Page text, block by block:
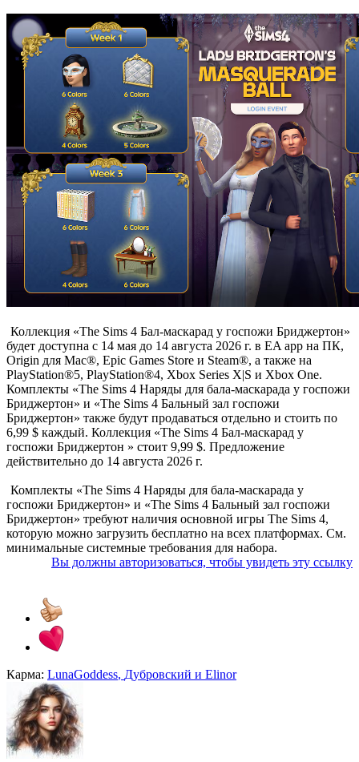
Коллекция «The Sims 4 Бал-маскарад у госпожи Бриджертон»
будет доступна с 14 мая до 14 августа 2026 г. в EA app на ПК,
Origin для Mac®, Epic Games Store и Steam®, а также на
PlayStation®5, PlayStation®4, Xbox Series X|S и Xbox One.
Комплекты «The Sims 4 Наряды для бала-маскарада у госпожи
Бриджертон» и «The Sims 4 Бальный зал госпожи
Бриджертон» также будут продаваться отдельно и стоить по
6,99 $ каждый. Коллекция «The Sims 4 Бал-маскарад у
госпожи Бриджертон » стоит 9,99 $. Предложение
действительно до 14 августа 2026 г.
Комплекты «The Sims 4 Наряды для бала-маскарада у
госпожи Бриджертон» и «The Sims 4 Бальный зал госпожи
Бриджертон» требуют наличия основной игры The Sims 4,
которую можно загрузить бесплатно на всех платформах. См.
минимальные системные требования для набора.
Вы должны авторизоваться, чтобы увидеть эту ссылку
Карма: LunaGoddess, Дубровский и Elinor